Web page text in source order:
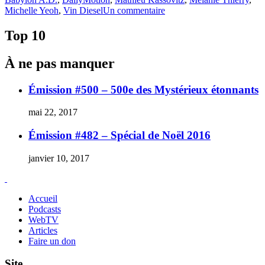
Michelle Yeoh, Vin DieselUn commentairesur
sans
mièvreries
Top 10
À ne pas manquer
Émission #500 – 500e des Mystérieux étonnants
mai 22, 2017
Émission #482 – Spécial de Noël 2016
janvier 10, 2017
Accueil
Podcasts
WebTV
Articles
Faire un don